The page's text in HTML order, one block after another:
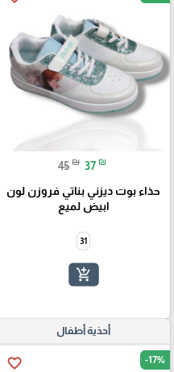
45 ₪ 37 ₪
حذاء بوت ديزني بناتي فروزن لون
ابيض لميع
31
add_shopping_cart
أحذية أطفال
favorite_border -17%